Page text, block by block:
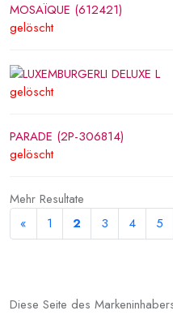
MOSAÏQUE (612421)
gelöscht
gelöscht
PARADE (2P-306814)
gelöscht
Mehr Resultate
«
1 2 3 4 5
Diese Seite des